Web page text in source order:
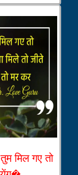
मिल गए तो